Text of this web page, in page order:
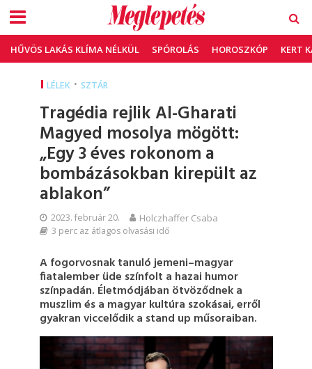
HŰVÖS LAKÁS KLÍMA NÉLKÜL SPÓROLÁS HOROSZKÓP KERT
LÉLEK • SZTÁR
Tragédia rejlik Al-Gharati
Magyed mosolya mögött:
„Egy 3 éves rokonom a
bombázásokban kirepült az
ablakon”
2023. február 20. Holczhaffer Csaba
3 perc az átlagos olvasási idő
A fogorvosnak tanuló jemeni–magyar
fiatalember üde színfolt a hazai humor
színpadán. Életmódjában ötvöződnek a
muszlim és a magyar kultúra szokásai, erről
gyakran viccelődik a stand up műsoraiban.